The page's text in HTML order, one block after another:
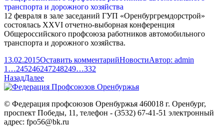
12 февраля в зале заседаний ГУП «Оренбургремдорстрой»
состоялась XXVI отчетно-выборная конференция
Общероссийского профсоюза работников автомобильного
транспорта и дорожного хозяйства.
13.02.2015Оставить комментарийНовостиАвтор: admin
1 …245246247248249…332
НазадДалее
© Федерация профсоюзов Оренбуржья 460018 г. Оренбург,
проспект Победы, 11, телефон - (3532) 67-41-51 электронный
адрес: fpo56@bk.ru